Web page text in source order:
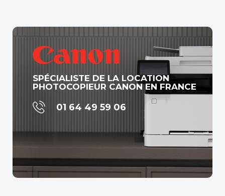
SPÉCIALISTE DE LA LOCATION
PHOTOCOPIEUR CANON EN FRANCE
01 64 49 59 06